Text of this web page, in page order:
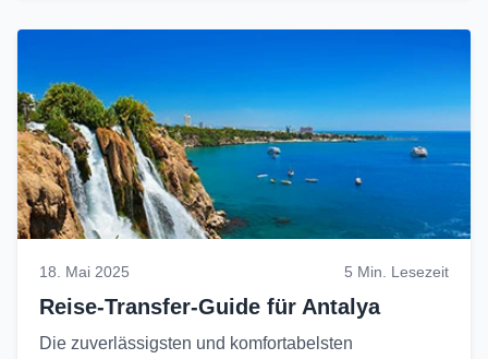
18. Mai 2025 5 Min. Lesezeit
Reise-Transfer-Guide für Antalya
Die zuverlässigsten und komfortabelsten